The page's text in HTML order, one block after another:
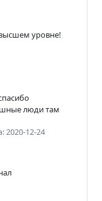
уровне!
люди там
2020-12-24